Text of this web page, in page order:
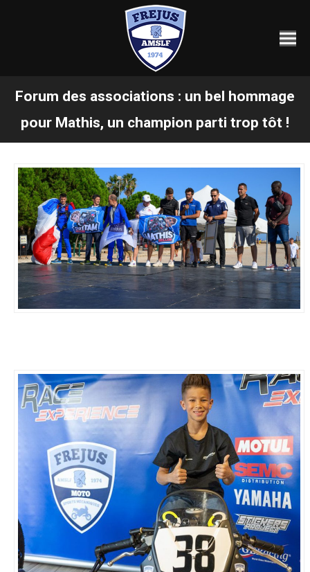
Forum des associations : un bel hommage
pour Mathis, un champion parti trop tôt !